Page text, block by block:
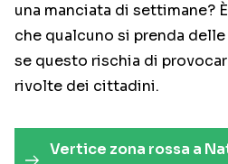
una manciata di settimane?
che qualcuno si prenda
se questo rischia di
rivolte dei cittadini.
Vertice zona rossa a